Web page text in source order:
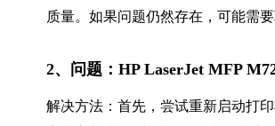
质量。如果问题仍然存在，可能需
2、问题：HP LaserJet MFP
解决方法：首先，尝试重新启动打